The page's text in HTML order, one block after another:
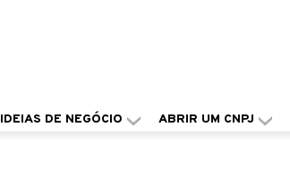
IDEIAS DE NEGÓCIO ABRIR UM CNPJ